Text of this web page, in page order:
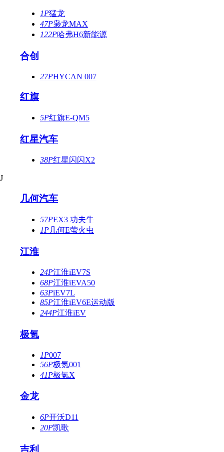
1P猛龙
47P枭龙MAX
122P哈弗H6新能源
合创
27PHYCAN 007
红旗
5P红旗E-QM5
红星汽车
38P红星闪闪X2
J
几何汽车
57PEX3 功夫牛
1P几何E萤火虫
江淮
24P江淮iEV7S
68P江淮iEVA50
63PiEV7L
85P江淮iEV6E运动版
244P江淮iEV
极氪
1P007
56P极氪001
41P极氪X
金龙
6P开沃D11
20P凯歌
吉利